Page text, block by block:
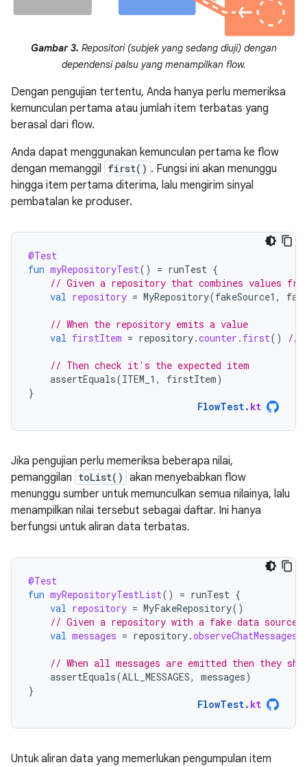
Gambar 3. Repositori (subjek yang sedang diuji) dengan
dependensi palsu yang menampilkan flow.
Dengan pengujian tertentu, Anda hanya perlu memeriksa
kemunculan pertama atau jumlah item terbatas yang
berasal dari flow.
Anda dapat menggunakan kemunculan pertama ke flow
dengan memanggil
first() . Fungsi ini akan menunggu
hingga item pertama diterima, lalu mengirim sinyal
pembatalan ke produser.
@Test
fun myRepositoryTest() = runTest {
// Given a repository that combines values
val repository = MyRepository(fakeSource1 ,
// When the repository emits a value
val firstItem = repository.counter . first() //
// Then check it's the expected item
assertEquals(ITEM_1 , firstItem)
}
FlowTest. kt
Jika pengujian perlu memeriksa beberapa nilai,
pemanggilan toList() akan menyebabkan flow
menunggu sumber untuk memunculkan semua nilainya, lalu
menampilkan nilai tersebut sebagai daftar. Ini hanya
berfungsi untuk aliran data terbatas.
@Test
fun myRepositoryTestList() = runTest {
val repository = MyFakeRepository()
// Given a repository with a fake data source
val messages = repository.observeChatMessages
// When all messages are emitted then they should
assertEquals(ALL_MESSAGES, messages)
}
FlowTest. kt
Untuk aliran data yang memerlukan pengumpulan item